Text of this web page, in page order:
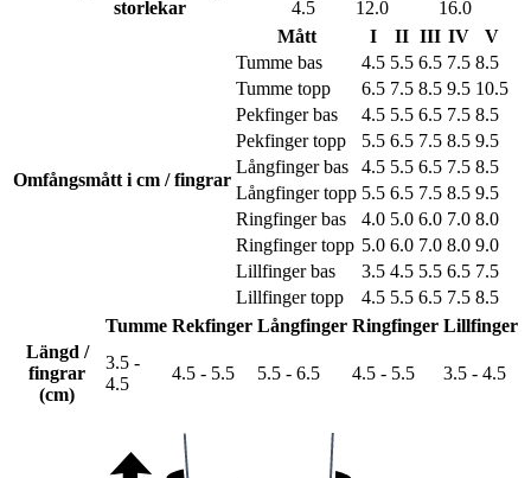
storlekar
4.5
12.0
16.0
Mått
I II III IV V
Omfångsmått i cm / fingrar
Tumme bas 4.5 5.5 6.5 7.5 8.5
Tumme topp
6.5 7.5 8.5 9.5 10.5
Pekfinger bas
4.5 5.5 6.5 7.5 8.5
Pekfinger topp
5.5 6.5 7.5 8.5 9.5
Långfinger bas
4.5 5.5 6.5 7.5 8.5
Långfinger topp 5.5 6.5 7.5 8.5 9.5
Ringfinger bas
4.0 5.0 6.0 7.0 8.0
Ringfinger topp 5.0 6.0 7.0 8.0 9.0
Lillfinger bas
3.5 4.5 5.5 6.5 7.5
Lillfinger topp
4.5 5.5 6.5 7.5 8.5
Tumme Rekfinger Långfinger Ringfinger Lillfinger
Längd /
fingrar
(cm)
3.5 -
4.5
4.5 - 5.5 5.5 - 6.5 4.5 - 5.5 3.5 - 4.5